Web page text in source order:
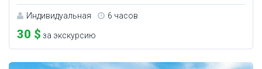
Индивидуальная 6 часов
30 $ за экскурсию